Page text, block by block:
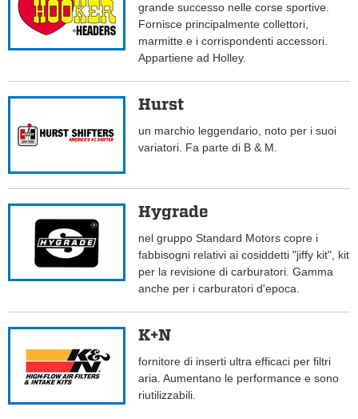
grande successo nelle corse sportive.
Fornisce principalmente collettori,
marmitte e i corrispondenti accessori.
Appartiene ad Holley.
Hurst
un marchio leggendario, noto per i suoi
variatori. Fa parte di B & M.
Hygrade
nel gruppo Standard Motors copre i
fabbisogni relativi ai cosiddetti "jiffy kit", kit
per la revisione di carburatori. Gamma
anche per i carburatori d'epoca.
K+N
fornitore di inserti ultra efficaci per filtri
aria. Aumentano le performance e sono
riutilizzabili.